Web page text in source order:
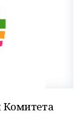
Комитета